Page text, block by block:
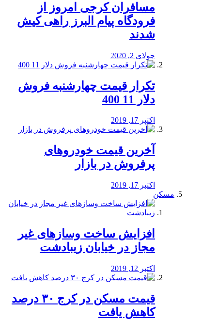
مسافران کرجی امروز از
فرودگاه پیام البرز راهی کیش
شدند
جولای 2, 2020
تکرار قیمت چهارشنبه فروش
دلار 11 400
اکتبر 17, 2019
آخرین قیمت خودرو‌های
پرفروش در بازار
اکتبر 17, 2019
مسکن
افزایش ساخت وسازهای غیر
مجاز در خیابان زیبادشت
اکتبر 12, 2019
️قیمت مسکن در کرج ۳۰ درصد
کاهش یافت